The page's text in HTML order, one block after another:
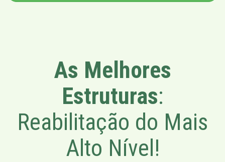
As Melhores
Estruturas:
Reabilitação do Mais
Alto Nível!